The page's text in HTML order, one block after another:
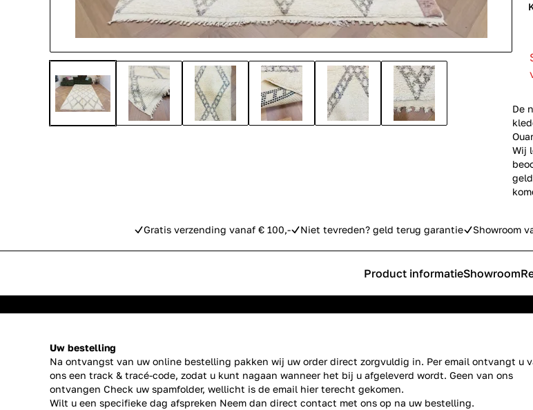
De
Wij
Gratis verzending vanaf € 100,- Niet tevreden? geld terug garantie Showroom
Product informatieShowroom
Uw bestelling
Na ontvangst van uw online bestelling pakken wij uw order direct zorgvuldig in. Per email ontvangt u
ons een track & tracé-code, zodat u kunt nagaan wanneer het bij u afgeleverd wordt. Geen van ons
ontvangen Check uw spamfolder, wellicht is de email hier terecht gekomen.
Wilt u een specifieke dag afspreken Neem dan direct contact met ons op na uw bestelling.